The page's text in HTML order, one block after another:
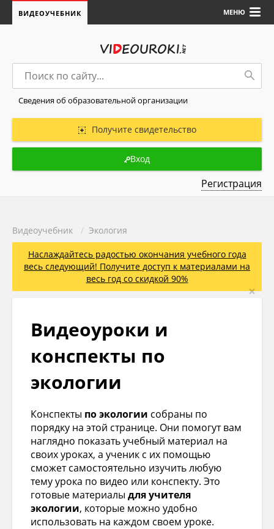
МЕНЮ
ВИДЕОУЧЕБНИК
Сведения об образовательной организации
Получите свидетельство
Вход
Регистрация
Видеоучебник / Экология
Наслаждайтесь радостью окончания учебного года
весь следующий! Получите доступ к материалами на
весь год со скидкой 90%
×
Видеоуроки и
конспекты по
экологии
Конспекты по экологии собраны по
порядку на этой странице. Они помогут вам
наглядно показать учебный материал на
своих уроках, а ученик с их помощью
сможет самостоятельно изучить любую
тему урока по видео или конспекту. Это
готовые материалы для учителя
экологии, которые можно удобно
использовать на каждом своем уроке.